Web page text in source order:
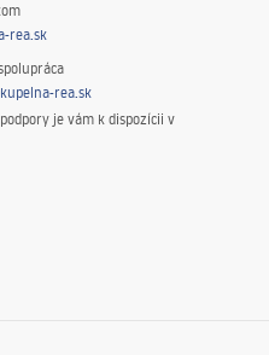
rea.sk
rea.sk
je vám k dispozícii v